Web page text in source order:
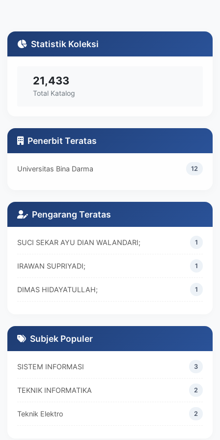
Statistik Koleksi
21,433
Total Katalog
Penerbit Teratas
Universitas Bina Darma 12
Pengarang Teratas
SUCI SEKAR AYU DIAN WALANDARI; 1
IRAWAN SUPRIYADI; 1
DIMAS HIDAYATULLAH; 1
DIVA MARISKA;
Subjek Populer
SISTEM INFORMASI 3
TEKNIK INFORMATIKA 2
Teknik Elektro 2